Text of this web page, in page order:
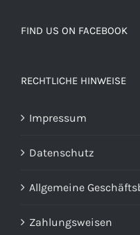
FIND US ON FACEBOOK
RECHTLICHE HINWEISE
Impressum
Datenschutz
Allgemeine
Zahlungsweisen